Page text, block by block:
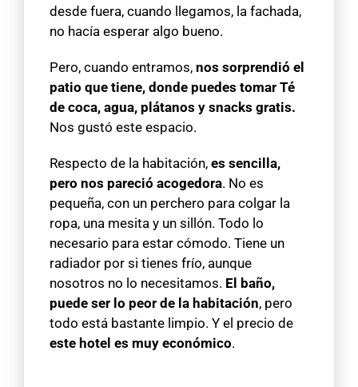
desde fuera, cuando llegamos, la fachada,
no hacía esperar algo bueno.
Pero, cuando entramos, nos sorprendió el
patio que tiene, donde puedes tomar Té
de coca, agua, plátanos y snacks gratis.
Nos gustó este espacio.
Respecto de la habitación, es sencilla,
pero nos pareció acogedora. No es
pequeña, con un perchero para colgar la
ropa, una mesita y un sillón. Todo lo
necesario para estar cómodo. Tiene un
radiador por si tienes frío, aunque
nosotros no lo necesitamos. El baño,
puede ser lo peor de la habitación, pero
todo está bastante limpio. Y el precio de
este hotel es muy económico.